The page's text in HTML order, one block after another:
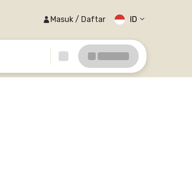
Masuk / Daftar ID